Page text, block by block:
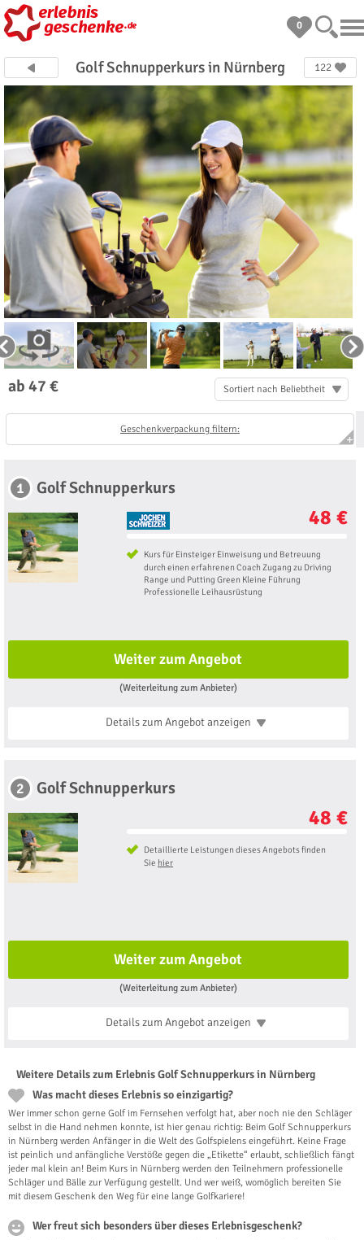
0
Golf Schnupperkurs in Nürnberg 122
ab 47 € Sortiert nach Beliebtheit
Geschenkverpackung filtern:
1 Golf Schnupperkurs
48 €
Kurs für Einsteiger Einweisung und ​​Betreuung
durch einen erfahrenen Coach Zugang zu Driving
Range und Putting Green Kleine Führung
Professionelle Leihausrüstung
Weiter zum Angebot
(Weiterleitung zum Anbieter)
Details zum Angebotanzeigen
2 Golf Schnupperkurs
48 €
Detaillierte Leistungen dieses Angebots finden
Sie hier
Weiter zum Angebot
(Weiterleitung zum Anbieter)
Details zum Angebotanzeigen
Weitere Details zum Erlebnis Golf Schnupperkurs in Nürnberg
Was macht dieses Erlebnis so einzigartig?
Wer immer schon gerne Golf im Fernsehen verfolgt hat, aber noch nie den Schläger
selbst in die Hand nehmen konnte, ist hier genau richtig: Beim Golf Schnupperkurs
in Nürnberg werden Anfänger in die Welt des Golfspielens eingeführt. Keine Frage
ist peinlich und anfängliche Verstöße gegen die „Etikette“ erlaubt, schließlich fängt
jeder mal klein an! Beim Kurs in Nürnberg werden den Teilnehmern professionelle
Schläger und Bälle zur Verfügung gestellt. Und wer weiß, womöglich bereiten Sie
mit diesem Geschenk den Weg für eine lange Golfkariere!
Wer freut sich besonders über dieses Erlebnisgeschenk?